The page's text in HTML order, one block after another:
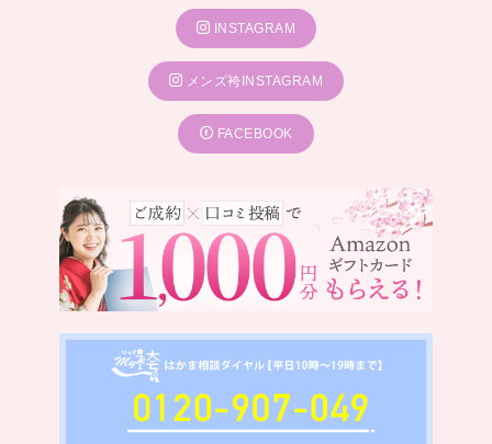
INSTAGRAM
メンズ袴INSTAGRAM
FACEBOOK